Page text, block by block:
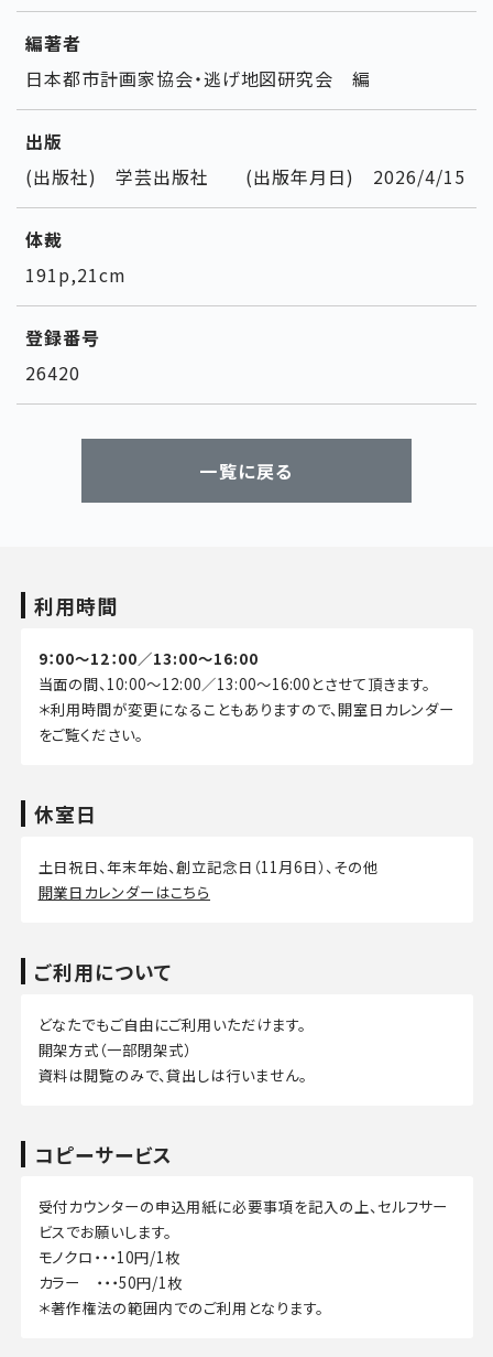
編著者
日本都市計画家協会・逃げ地図研究会 編
出版
(出版社) 学芸出版社 (出版年月日) 2026/4/15
体裁
191p,21cm
登録番号
26420
一覧に戻る
利用時間
9：00～12：00／13:00～16:00
当面の間、10:00～12:00／13:00～16:00とさせて頂きます。
＊利用時間が変更になることもありますので、開室日カレンダー
をご覧ください。
休室日
土日祝日、年末年始、創立記念日（11月6日）、その他
開業日カレンダーはこちら
ご利用について
どなたでもご自由にご利用いただけます。
開架方式（一部閉架式）
資料は閲覧のみで、貸出しは行いません。
コピーサービス
受付カウンターの申込用紙に必要事項を記入の上、セルフサー
ビスでお願いします。
モノクロ・・・10円/1枚
カラー ・・・50円/1枚
＊著作権法の範囲内でのご利用となります。